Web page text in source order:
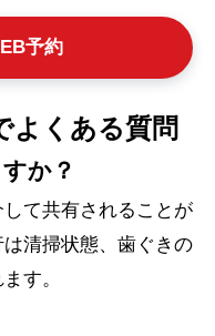
予約
よくある質問
か？
て共有されることが
清掃状態、歯ぐきの
す。